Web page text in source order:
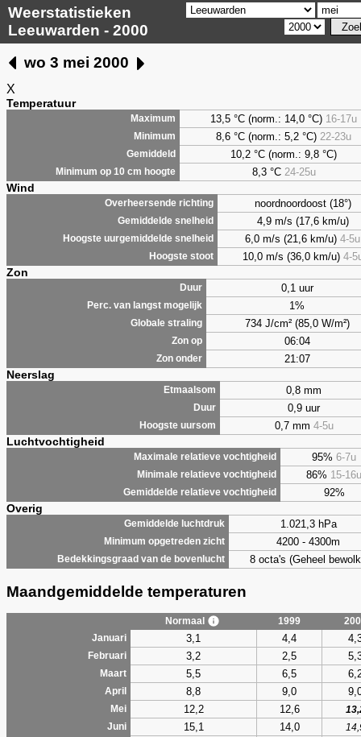
Weerstatistieken
Leeuwarden - 2000
wo 3 mei 2000
X
Temperatuur
Maximum 13,5 °C (norm.: 14,0 °C) 16-17u
Minimum 8,6 °C (norm.: 5,2 °C) 22-23u
Gemiddeld 10,2 °C (norm.: 9,8 °C)
Minimum op 10 cm hoogte 8,3°C 24-25u
Wind
Overheersende richting noordnoordoost (18°)
Gemiddelde snelheid 4,9 m/s (17,6 km/u)
Hoogste uurgemiddelde snelheid 6,0 m/s (21,6 km/u) 4-5u
Hoogste stoot 10,0 m/s (36,0 km/u) 4-
Zon
Duur 0,1 uur
Perc. van langst mogelijk 1%
Globale straling 734 J/cm² (85,0 W/m²)
Zon op 06:04
Zon onder 21:07
Neerslag
Etmaalsom 0,8 mm
Duur 0,9 uur
Hoogste uursom 0,7 mm 4-5u
Luchtvochtigheid
Maximale relatieve vochtigheid 95% 6-7u
Minimale relatieve vochtigheid 86% 15-16u
Gemiddelde relatieve vochtigheid 92%
Overig
Gemiddelde luchtdruk 1.021,3 hPa
Minimum opgetreden zicht 4200 - 4300m
Bedekkingsgraad van de bovenlucht 8 octa's (Geheel
Maandgemiddelde temperaturen
Normaal 1999
Januari
3,1 4,4
Februari 3,2 2,5
Maart 5,5 6,5
April 8,8 9,0
Mei 12,2 12,6
Juni
15,1 14,0